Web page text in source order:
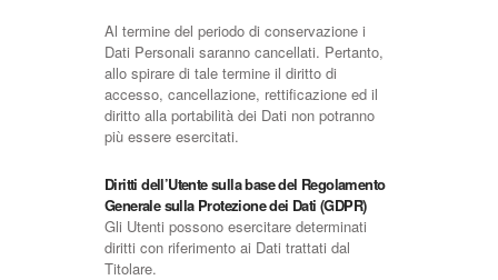
Al termine del periodo di conservazione i
Dati Personali saranno cancellati. Pertanto,
allo spirare di tale termine il diritto di
accesso, cancellazione, rettificazione ed il
diritto alla portabilità dei Dati non potranno
più essere esercitati.
Diritti dell’Utente sulla base del Regolamento
Generale sulla Protezione dei Dati (GDPR)
Gli Utenti possono esercitare determinati
diritti con riferimento ai Dati trattati dal
Titolare.